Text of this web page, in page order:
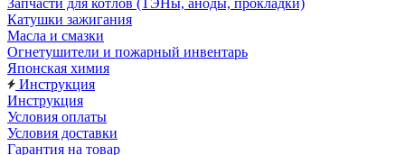
Запчасти для котлов (ТЭНы, аноды, прокладки)
Катушки зажигания
Масла и смазки
Огнетушители и пожарный инвентарь
Японская химия
Инструкция
Инструкция
Условия оплаты
Условия доставки
Гарантия на товар